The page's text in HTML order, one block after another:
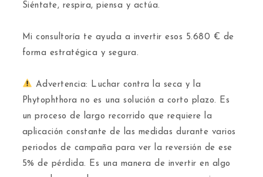
​Siéntate, respira, piensa y actúa.
​Mi consultoría te ayuda a invertir esos 5.680 € de
forma estratégica y segura.
Advertencia: Luchar contra la seca y la
Phytophthora no es una solución a corto plazo. Es
un proceso de largo recorrido que requiere la
aplicación constante de las medidas durante varios
periodos de campaña para ver la reversión de ese
5% de pérdida. Es una manera de invertir en algo